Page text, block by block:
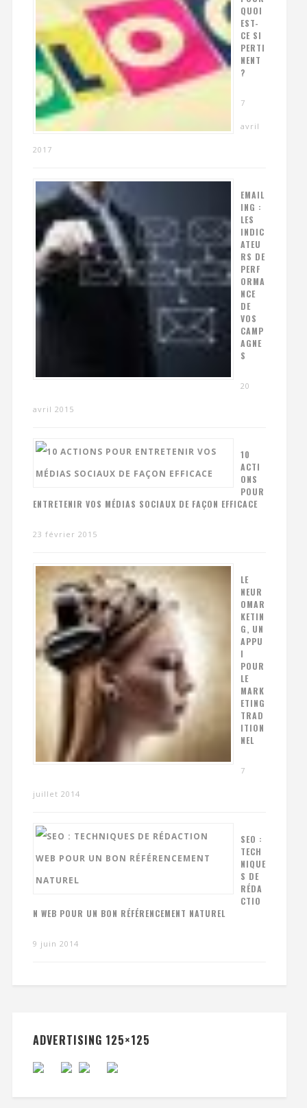
QUOI
EST-
CE SI
PERTI
NENT
?
7
avril
2017
EMAIL
ING :
LES
INDIC
ATEU
RS DE
PERF
ORMA
NCE
DE
VOS
CAMP
AGNE
S
20
avril 2015
10
ACTI
ONS
POUR
ENTRETENIR VOS MÉDIAS SOCIAUX DE FAÇON EFFICACE
23 février 2015
LE
NEUR
OMAR
KETIN
G, UN
APPU
I
POUR
LE
MARK
ETING
TRAD
ITION
NEL
7
juillet 2014
SEO :
TECH
NIQUE
S DE
RÉDA
CTIO
N WEB POUR UN BON RÉFÉRENCEMENT NATUREL
9 juin 2014
ADVERTISING 125×125